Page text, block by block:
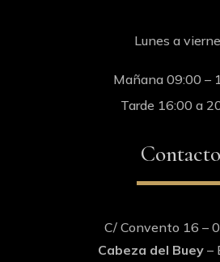
Lunes a
Mañana 09:00 –
Tarde 16:00 a
Contacto
C/ Convento 16 –
Cabeza del Buey–